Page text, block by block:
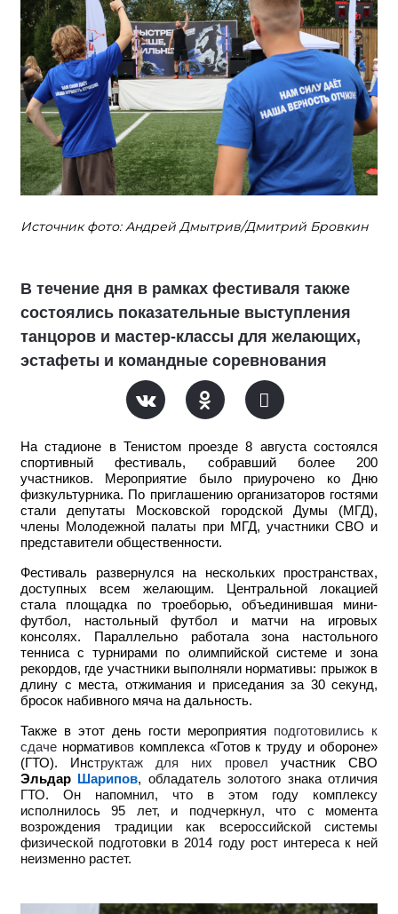
Источник фото: Андрей Дмытрив/Дмитрий Бровкин
В течение дня в рамках фестиваля также
состоялись показательные выступления
танцоров и мастер-классы для желающих,
эстафеты и командные соревнования
На стадионе в Тенистом проезде 8 августа состоялся
спортивный фестиваль, собравший более 200
участников. Мероприятие было приурочено ко Дню
физкультурника. По приглашению организаторов гостями
стали депутаты Московской городской Думы (МГД),
члены Молодежной палаты при МГД, участники СВО и
представители общественности.
Фестиваль развернулся на нескольких пространствах,
доступных всем желающим. Центральной локацией
стала площадка по троеборью, объединившая мини-
футбол, настольный футбол и матчи на игровых
консолях. Параллельно работала зона настольного
тенниса с турнирами по олимпийской системе и зона
рекордов, где участники выполняли нормативы: прыжок в
длину с места, отжимания и приседания за 30 секунд,
бросок набивного мяча на дальность.
Также в этот день гости мероприятия подготовились к
сдаче нормативовкомплекса «Готов к труду и обороне»
(ГТО). Инструктаж для них провел
участник СВО
Эльдар
Шарипов, обладатель золотого знака отличия
ГТО. Он напомнил, что в этом году комплексу
исполнилось 95 лет, и подчеркнул, что с момента
возрождения традиции как всероссийской системы
физической подготовки в 2014 году рост интереса к ней
неизменно растет.